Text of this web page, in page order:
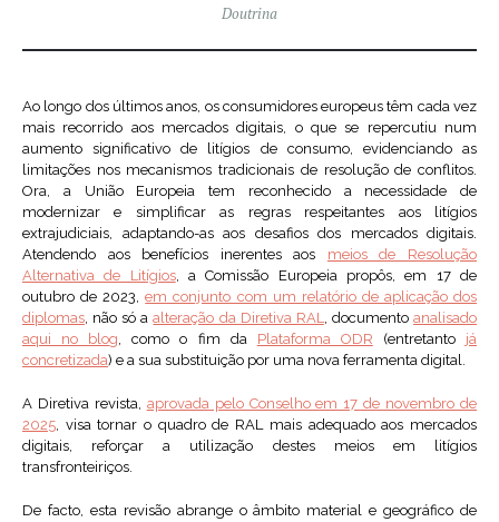
Doutrina
Ao longo dos últimos anos, os consumidores europeus têm cada vez
mais recorrido aos mercados digitais, o que se repercutiu num
aumento significativo de litígios de consumo, evidenciando as
limitações nos mecanismos tradicionais de resolução de conflitos.
Ora, a União Europeia tem reconhecido a necessidade de
modernizar e simplificar as regras respeitantes aos litígios
extrajudiciais, adaptando-as aos desafios dos mercados digitais.
Atendendo aos benefícios inerentes aos meios de Resolução
Alternativa de Litígios, a Comissão Europeia propôs, em 17 de
outubro de 2023,em conjunto com um relatório de aplicação dos
diplomas, não só aalteração da Diretiva RAL, documentoanalisado
aqui no blog, como o fim da Plataforma ODR (entretanto já
concretizada) e a sua substituição por uma nova ferramenta digital.
A Diretiva revista, aprovada pelo Conselho em 17 de novembro de
2025, visa tornar o quadro de RAL mais adequado aos mercados
digitais, reforçar a utilização destes meios em litígios
transfronteiriços.
De facto, esta revisão abrange o âmbito material e geográfico de